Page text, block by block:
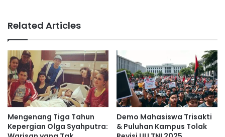
Related Articles
Mengenang Tiga Tahun
Kepergian Olga Syahputra:
Demo Mahasiswa Trisakti
& Puluhan Kampus Tolak